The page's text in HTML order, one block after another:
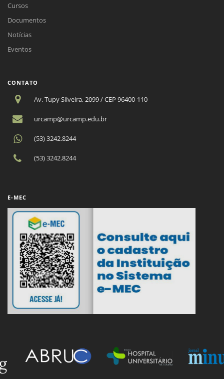
Cursos
Documentos
Notícias
Eventos
CONTATO
Av. Tupy Silveira, 2099 / CEP 96400-110
urcamp@urcamp.edu.br
(53) 3242.8244
(53) 3242.8244
E-MEC